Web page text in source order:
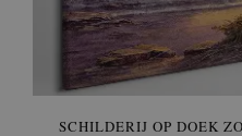
SCHILDERIJ OP DOEK